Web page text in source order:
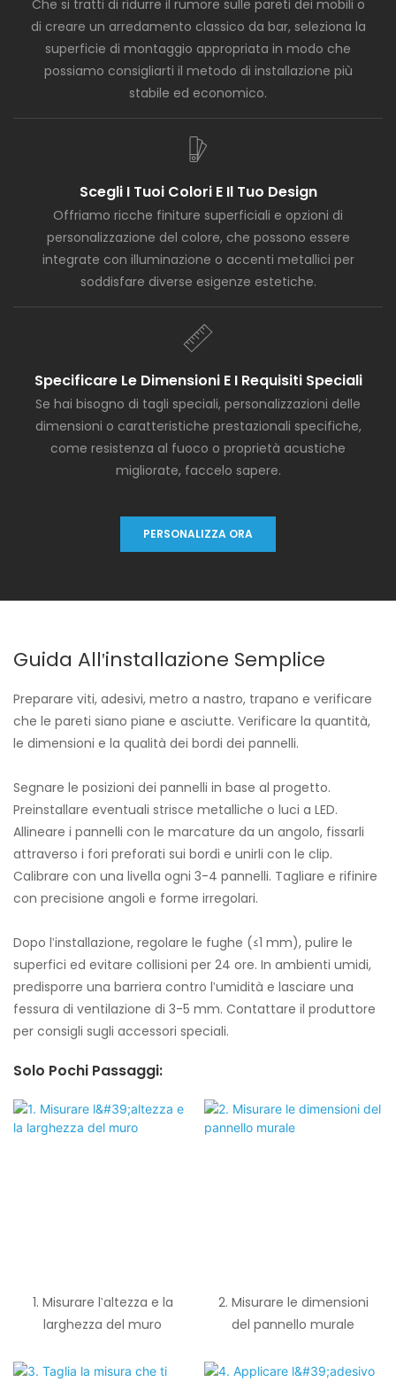
Che si tratti di ridurre il rumore sulle pareti dei mobili o
di creare un arredamento classico da bar, seleziona la
superficie di montaggio appropriata in modo che
possiamo consigliarti il ​​metodo di installazione più
stabile ed economico.
Scegli I Tuoi Colori E Il Tuo Design
Offriamo ricche finiture superficiali e opzioni di
personalizzazione del colore, che possono essere
integrate con illuminazione o accenti metallici per
soddisfare diverse esigenze estetiche.
Specificare Le Dimensioni E I Requisiti Speciali
Se hai bisogno di tagli speciali, personalizzazioni delle
dimensioni o caratteristiche prestazionali specifiche,
come resistenza al fuoco o proprietà acustiche
migliorate, faccelo sapere.
PERSONALIZZA ORA
Guida All'installazione Semplice
Preparare viti, adesivi, metro a nastro, trapano e verificare
che le pareti siano piane e asciutte. Verificare la quantità,
le dimensioni e la qualità dei bordi dei pannelli.
Segnare le posizioni dei pannelli in base al progetto.
Preinstallare eventuali strisce metalliche o luci a LED.
Allineare i pannelli con le marcature da un angolo, fissarli
attraverso i fori preforati sui bordi e unirli con le clip.
Calibrare con una livella ogni 3-4 pannelli. Tagliare e rifinire
con precisione angoli e forme irregolari.
Dopo l'installazione, regolare le fughe (≤1 mm), pulire le
superfici ed evitare collisioni per 24 ore. In ambienti umidi,
predisporre una barriera contro l'umidità e lasciare una
fessura di ventilazione di 3-5 mm. Contattare il produttore
per consigli sugli accessori speciali.
Solo Pochi Passaggi:
1. Misurare l'altezza e la
larghezza del muro
2. Misurare le dimensioni
del pannello murale